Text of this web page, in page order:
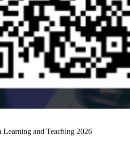
Learning and Teaching 2026